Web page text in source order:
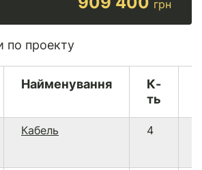
грн
по проекту
Найменування
К-
ть
Кабель 4